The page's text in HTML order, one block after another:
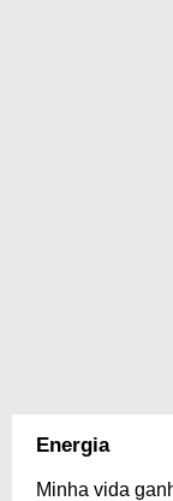
Energia
Minha vida